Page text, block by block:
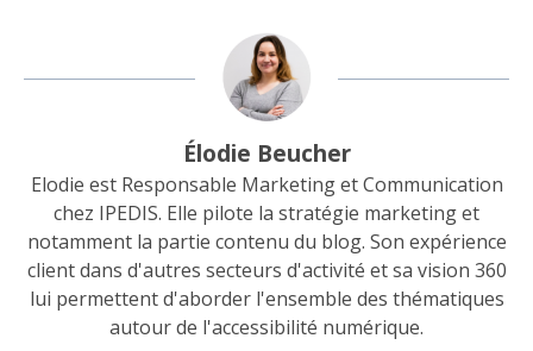
Élodie Beucher
Elodie est Responsable Marketing et Communication
chez IPEDIS. Elle pilote la stratégie marketing et
notamment la partie contenu du blog. Son expérience
client dans d'autres secteurs d'activité et sa vision 360
lui permettent d'aborder l'ensemble des thématiques
autour de l'accessibilité numérique.